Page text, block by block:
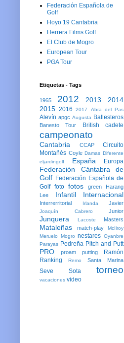
Federación Española de
Golf
Hoyo 19 Cantabria
Herrera Films Golf
El Club de Mogro
European Tour
PGA Tour
Etiquetas - Tags
1965 2012 2013
2014
2015 2016 2017 Abra del Pas
Alevín apgc Augusta Ballesteros
Banesto Tour British cadete
campeonato
Cantabria CCAP
Circuito
Montañés Coyle Damas Diferente
eljardingolf
España Europa
Federación Cántabra de
Golf Federación Española de
Golf foto fotos green
Harang
Lee
Infantil Internacional
Interrerritorial Irlanda Javier
Joaquín Cabrero Junior
Junquera Lacoste Masters
Mataleñas match-play
McIlroy
Meruelo
Mogro nestares Oyanbre
Parayas Pedreña Pitch and Putt
PRO proam putting
Ramón
Ranking
Remo Santa Marina
Seve Sota torneo
vacaciones video